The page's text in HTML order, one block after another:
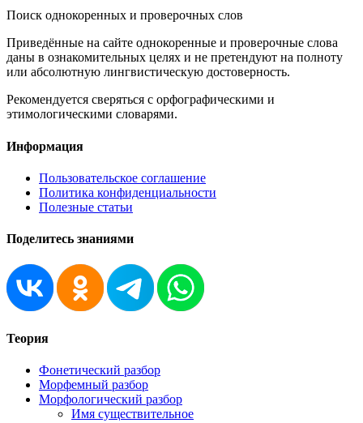
Поиск однокоренных и проверочных слов
Приведённые на сайте однокоренные и проверочные слова
даны в ознакомительных целях и не претендуют на полноту
или абсолютную лингвистическую достоверность.
Рекомендуется сверяться с орфографическими и
этимологическими словарями.
Информация
Пользовательское соглашение
Политика конфиденциальности
Полезные статьи
Поделитесь знаниями
Теория
Фонетический разбор
Морфемный разбор
Морфологический разбор
Имя существительное